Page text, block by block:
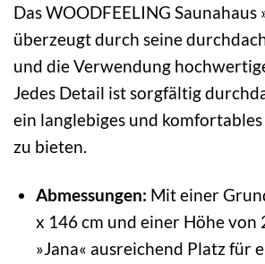
Das WOODFEELING Saunahaus
überzeugt durch seine
und die Verwendung
Jedes Detail ist sorgfältig
ein langlebiges und
zu bieten.
Abmessungen: Mit einer
x 146 cm und einer Höhe von
»Jana« ausreichend Platz für